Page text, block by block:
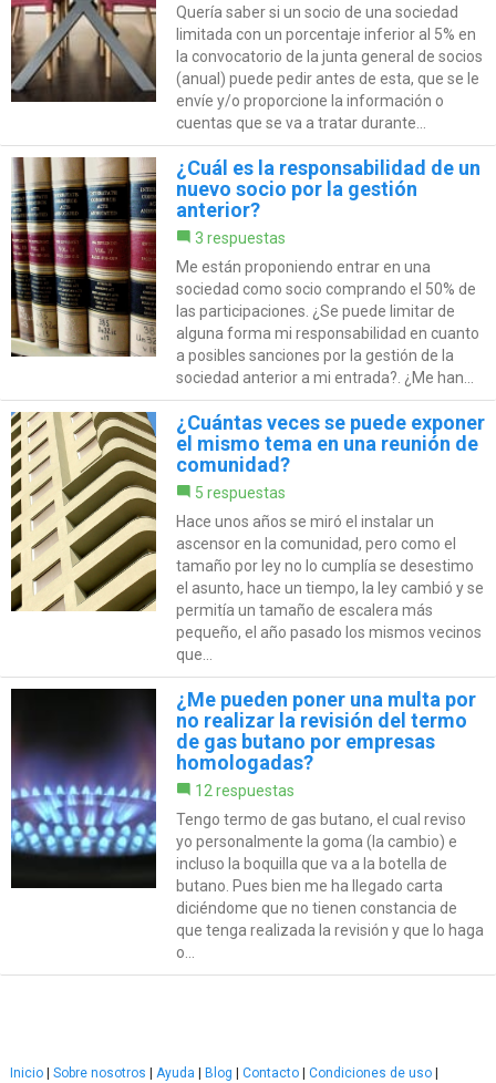
Quería saber si un socio de una sociedad
limitada con un porcentaje inferior al 5% en
la convocatorio de la junta general de socios
(anual) puede pedir antes de esta, que se le
envíe y/o proporcione la información o
cuentas que se va a tratar durante...
¿Cuál es la responsabilidad de un
nuevo socio por la gestión
anterior?
3 respuestas
Me están proponiendo entrar en una
sociedad como socio comprando el 50% de
las participaciones. ¿Se puede limitar de
alguna forma mi responsabilidad en cuanto
a posibles sanciones por la gestión de la
sociedad anterior a mi entrada?. ¿Me han...
¿Cuántas veces se puede exponer
el mismo tema en una reunión de
comunidad?
5 respuestas
Hace unos años se miró el instalar un
ascensor en la comunidad, pero como el
tamaño por ley no lo cumplía se desestimo
el asunto, hace un tiempo, la ley cambió y se
permitía un tamaño de escalera más
pequeño, el año pasado los mismos vecinos
que...
¿Me pueden poner una multa por
no realizar la revisión del termo
de gas butano por empresas
homologadas?
12 respuestas
Tengo termo de gas butano, el cual reviso
yo personalmente la goma (la cambio) e
incluso la boquilla que va a la botella de
butano. Pues bien me ha llegado carta
diciéndome que no tienen constancia de
que tenga realizada la revisión y que lo haga
o...
Inicio | Sobre nosotros | Ayuda | Blog | Contacto | Condiciones de uso |